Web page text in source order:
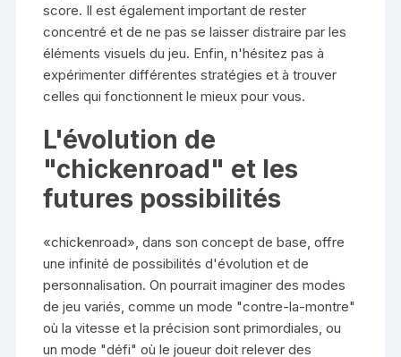
score. Il est également important de rester
concentré et de ne pas se laisser distraire par les
éléments visuels du jeu. Enfin, n'hésitez pas à
expérimenter différentes stratégies et à trouver
celles qui fonctionnent le mieux pour vous.
L'évolution de
"chickenroad" et les
futures possibilités
«chickenroad», dans son concept de base, offre
une infinité de possibilités d'évolution et de
personnalisation. On pourrait imaginer des modes
de jeu variés, comme un mode "contre-la-montre"
où la vitesse et la précision sont primordiales, ou
un mode "défi" où le joueur doit relever des